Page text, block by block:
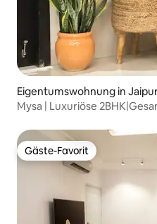
Eigentumswohnung in
Mysa | Luxuriöse
Gäste-Favorit
Gäste-Favorit